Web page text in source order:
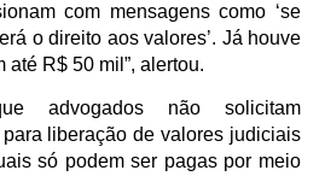
com mensagens como ‘se
o direito aos valores’. Já houve
R$ 50 mil”, alertou.
advogados não solicitam
liberação de valores judiciais
só podem ser pagas por meio